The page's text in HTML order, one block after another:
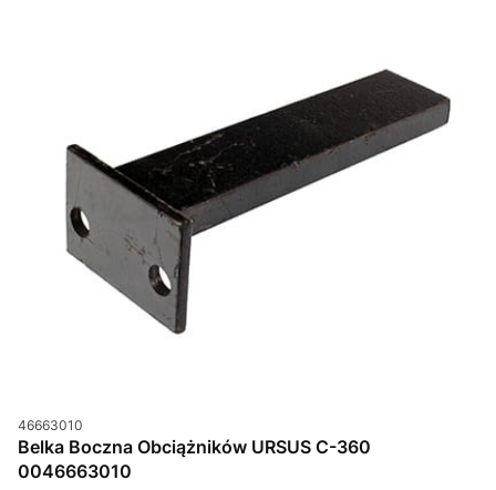
Kod produktu
46663010
Belka Boczna Obciążników URSUS C-360
0046663010